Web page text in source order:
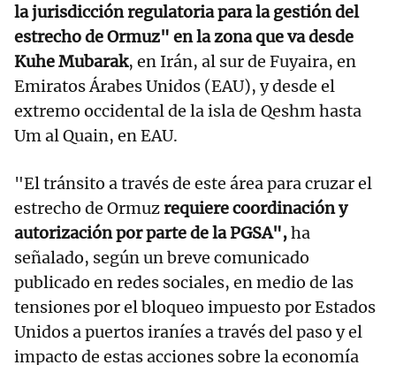
la jurisdicción regulatoria para la gestión del
estrecho de Ormuz" en la zona que va desde
Kuhe Mubarak, en Irán, al sur de Fuyaira, en
Emiratos Árabes Unidos (EAU), y desde el
extremo occidental de la isla de Qeshm hasta
Um al Quain, en EAU.
"El tránsito a través de este área para cruzar el
estrecho de Ormuzrequiere coordinación y
autorización por parte de la PGSA",ha
señalado, según un breve comunicado
publicado en redes sociales, en medio de las
tensiones por el bloqueo impuesto por Estados
Unidos a puertos iraníes a través del paso y el
impacto de estas acciones sobre la economía